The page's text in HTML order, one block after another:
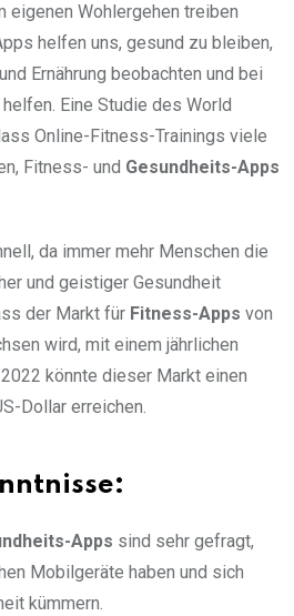
Wohlergehen treiben
helfen uns, gesund zu bleiben,
und Ernährung beobachten und bei
Eine Studie des World
Online-Fitness-Trainings viele
Fitness- und Gesundheits-Apps
da immer mehr Menschen die
und geistiger Gesundheit
der Markt für Fitness-Apps von
wird, mit einem jährlichen
könnte dieser Markt einen
Dollar erreichen.
Apps sind sehr gefragt,
Mobilgeräte haben und sich
kümmern.